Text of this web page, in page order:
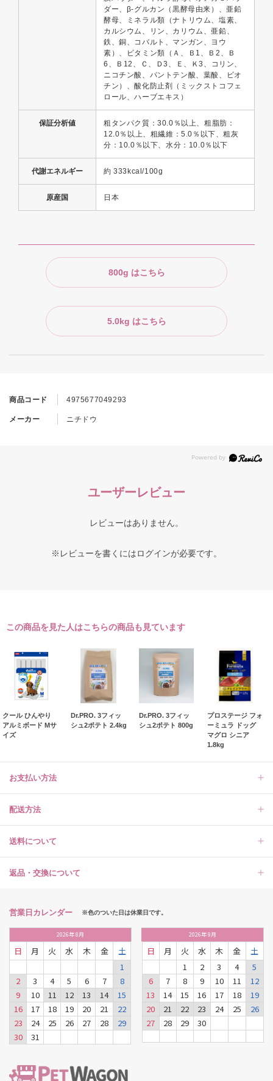
商品コード 4975677049293
メーカー ニチドウ
ダー、β-グルカン（黒酵母由来）、亜鉛
酵母、ミネラル類（ナトリウム、塩素、
カルシウム、リン、カリウム、亜鉛、
鉄、銅、コバルト、マンガン、ヨウ
素）、ビタミン類（Ａ、Ｂ1、Ｂ2、Ｂ
6、Ｂ12、Ｃ、Ｄ3、Ｅ、Ｋ3、コリン、
ニコチン酸、パントテン酸、葉酸、ビオ
チン）、酸化防止剤（ミックストコフェ
ロール、ハーブエキス）
保証分析値
粗タンパク質：30.0％以上、粗脂肪：
12.0％以上、粗繊維：5.0％以下、粗灰
分：10.0％以下、水分：10.0％以下
代謝エネルギー 約 333kcal/100g
原産国 日本
800g はこちら
5.0kg はこちら
ユーザーレビュー
レビューはありません。
※レビューを書くにはログインが必要です。
この商品を見た人はこちらの商品も見ています
クール ひんやり
アルミボード Mサ
イズ
Dr.PRO. 3フィッ
シュ2ポテト 2.4kg
Dr.PRO. 3フィッ
シュ2ポテト 800g
プロステージ フォ
ーミュラ ドッグ
マグロ シニア
1.8kg
お支払い方法
配送方法
送料について
返品・交換について
営業日カレンダー ※色のついた日は休業日です。
2026年8月
日 月 火 水 木 金
土
1
2
3 4 5 6 7
8
9
10 11 12 13 14
15
16
17 18 19 20 21
22
23
24 25 26 27 28
29
30
31
2026年9月
日 月 火 水 木 金
土
1
2 3 4
5
6
7 8 9 10 11
12
13
14 15 16 17 18
19
20
21 22 23 24 25
26
27
28 29 30